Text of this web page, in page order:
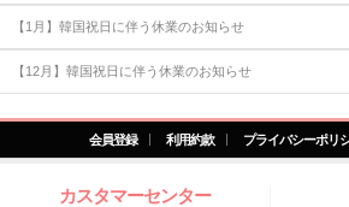
【1月】韓国祝日に伴う休業のお知らせ
【12月】韓国祝日に伴う休業のお知らせ
会員登録 利用約款 プライバシーポリ
カスタマーセンター